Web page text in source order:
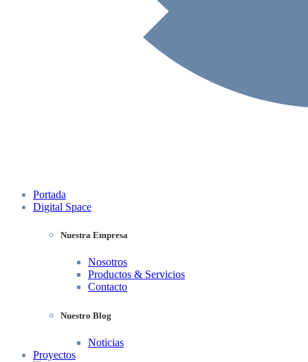
Portada
Digital Space
Nuestra Empresa
Nosotros
Productos & Servicios
Contacto
Nuestro Blog
Noticias
Proyectos